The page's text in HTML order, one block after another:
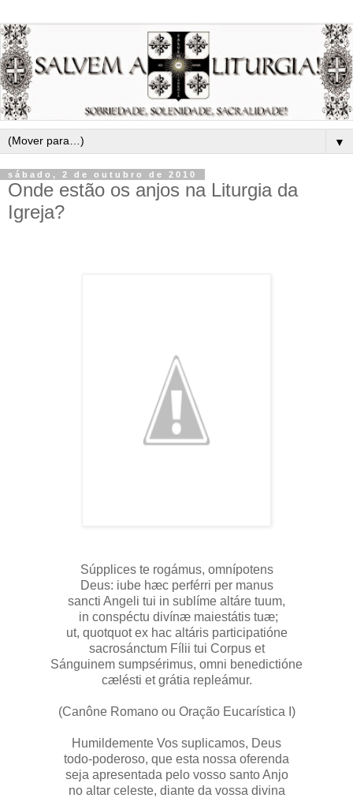
▼
sábado, 2 de outubro de 2010
Onde estão os anjos na Liturgia da
Igreja?
Súpplices te rogámus, omnípotens
Deus: iube hæc perférri per manus
sancti Angeli tui in sublíme altáre tuum,
in conspéctu divínæ maiestátis tuæ;
ut, quotquot ex hac altáris participatióne
sacrosánctum Fílii tui Corpus et
Sánguinem sumpsérimus, omni benedictióne
cælésti et grátia repleámur.
(Canône Romano ou Oração Eucarística I)
Humildemente Vos suplicamos, Deus
todo-poderoso, que esta nossa oferenda
seja apresentada pelo vosso santo Anjo
no altar celeste, diante da vossa divina